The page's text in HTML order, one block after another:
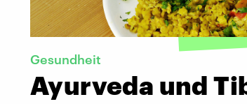
Gesundheit
Ayurveda und